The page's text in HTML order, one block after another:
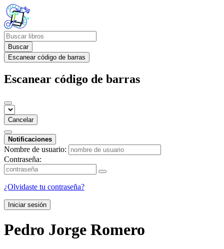
Buscar
Escanear código de barras
Escanear código de barras
Cancelar
Notificaciones
Nombre de usuario:
Contraseña:
¿Olvidaste tu contraseña?
Iniciar sesión
Pedro Jorge Romero